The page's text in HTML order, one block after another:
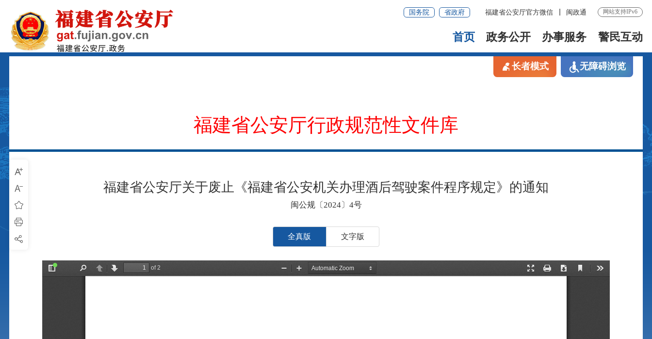
国务院 省政府 福建省公安厅官方微信 闽政通 网站支持IPv6
首页 政务公开 办事服务 警民互动
长者模式 无障碍浏览
福建省公安厅行政规范性文件库
福建省公安厅关于废止《福建省公安机关办理酒后驾驶案件程序规定》的通知
闽公规〔2024〕4号
全真版 文字版